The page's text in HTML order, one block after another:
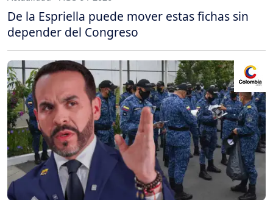
De la Espriella puede mover estas fichas sin
depender del Congreso